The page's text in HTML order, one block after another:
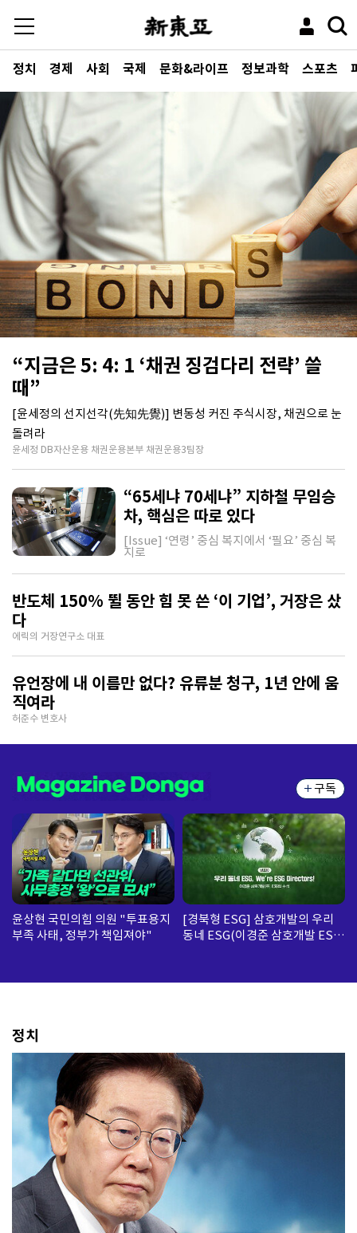
정치 경제 사회 국제 문화&라이프 정보과학 스포츠
“지금은 5: 4: 1 ‘채권 징검다리 전략’ 쓸
때”
[윤세정의 선지선각(先知先覺)] 변동성 커진 주식시장, 채권으로 눈
돌려라
윤세정 DB자산운용 채권운용본부 채권운용3팀장
“65세냐 70세냐” 지하철 무임승
차, 핵심은 따로 있다
[Issue] ‘연령’ 중심 복지에서 ‘필요’ 중심 복
지로
반도체 150% 뛸 동안 힘 못 쓴 ‘이 기업’, 거장은 샀
다
에릭의 거장연구소 대표
유언장에 내 이름만 없다? 유류분 청구, 1년 안에 움
직여라
허준수 변호사
구독
윤상현 국민의힘 의원 "투표용지
부족 사태, 정부가 책임져야"
[경북형 ESG] 삼호개발의 우리
동네 ESG(이경준 삼호개발 ESG
정치